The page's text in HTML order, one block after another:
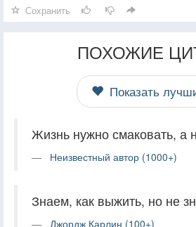
Сохранить
ПОХОЖИЕ
Показать
Жизнь нужно смаковать, а
Неизвестный автор (1000+)
Знаем, как выжить, но не
Джордж Карлин (100+)